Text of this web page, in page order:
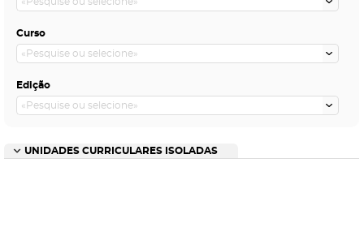
Curso
Edição
UNIDADES CURRICULARES ISOLADAS